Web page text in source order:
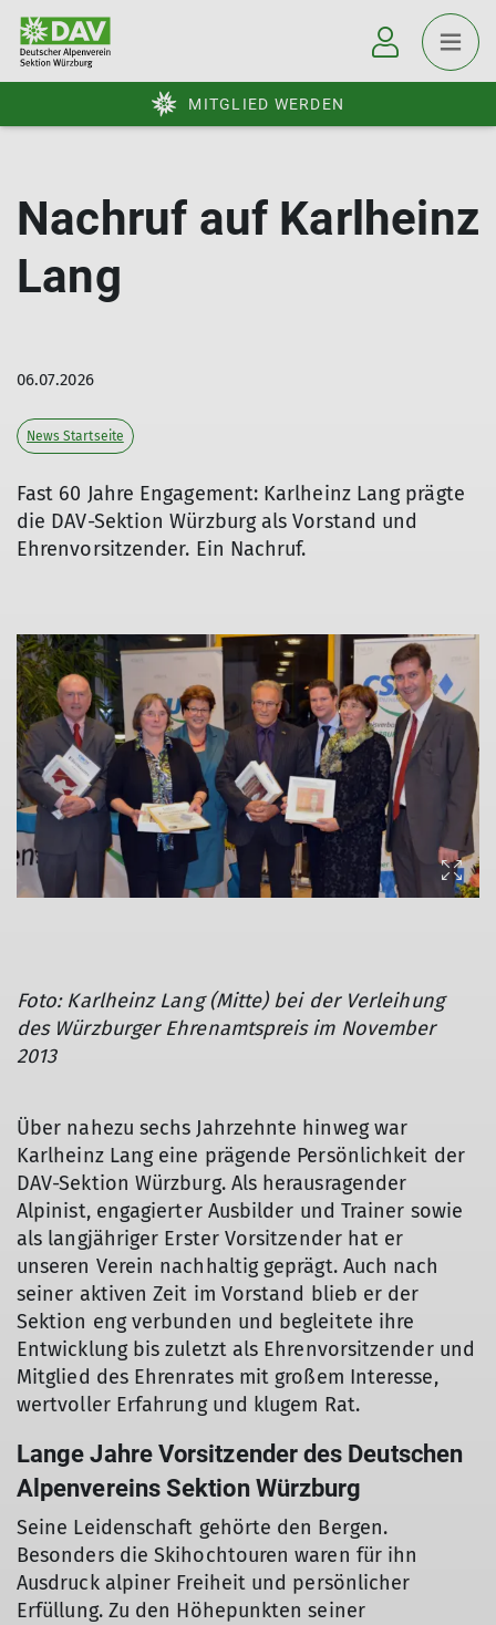
MITGLIED WERDEN
Nachruf auf Karlheinz
Lang
06.07.2026
News Startseite
Fast 60 Jahre Engagement: Karlheinz Lang prägte
die DAV-Sektion Würzburg als Vorstand und
Ehrenvorsitzender. Ein Nachruf.
© Hubert Gredel
Foto: Karlheinz Lang (Mitte) bei der Verleihung
des Würzburger Ehrenamtspreis im November
2013
Über nahezu sechs Jahrzehnte hinweg war
Karlheinz Lang eine prägende Persönlichkeit der
DAV-Sektion Würzburg. Als herausragender
Alpinist, engagierter Ausbilder und Trainer sowie
als langjähriger Erster Vorsitzender hat er
unseren Verein nachhaltig geprägt. Auch nach
seiner aktiven Zeit im Vorstand blieb er der
Sektion eng verbunden und begleitete ihre
Entwicklung bis zuletzt als Ehrenvorsitzender und
Mitglied des Ehrenrates mit großem Interesse,
wertvoller Erfahrung und klugem Rat.
Lange Jahre Vorsitzender des Deutschen
Alpenvereins Sektion Würzburg
Seine Leidenschaft gehörte den Bergen.
Besonders die Skihochtouren waren für ihn
Ausdruck alpiner Freiheit und persönlicher
Erfüllung. Zu den Höhepunkten seiner